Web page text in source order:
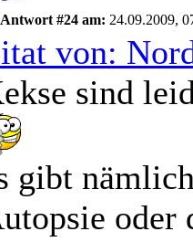
Antwort #24 am: 24.09.2009,
von:
sind
gibt
oder